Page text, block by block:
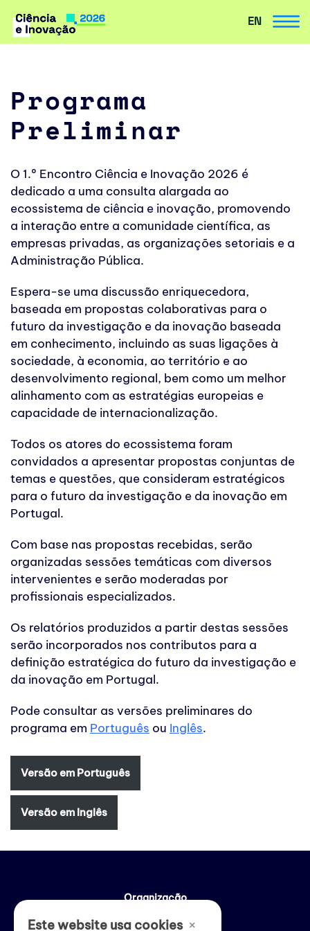
Avançar
EN
Programa
Preliminar
O 1.º Encontro Ciência e Inovação 2026 é
dedicado a uma consulta alargada ao
ecossistema de ciência e inovação, promovendo
a interação entre a comunidade científica, as
empresas privadas, as organizações setoriais e a
Administração Pública.
Espera-se uma discussão enriquecedora,
baseada em propostas colaborativas para o
futuro da investigação e da inovação baseada
em conhecimento, incluindo as suas ligações à
sociedade, à economia, ao território e ao
desenvolvimento regional, bem como um melhor
alinhamento com as estratégias europeias e
capacidade de internacionalização.
Todos os atores do ecossistema foram
convidados a apresentar propostas conjuntas de
temas e questões, que consideram estratégicos
para o futuro da investigação e da inovação em
Portugal.
Com base nas propostas recebidas, serão
organizadas sessões temáticas com diversos
intervenientes e serão moderadas por
profissionais especializados.
Os relatórios produzidos a partir destas sessões
serão incorporados nos contributos para a
definição estratégica do futuro da investigação e
da inovação em Portugal.
Pode consultar as versões preliminares do
programa em Português ou Inglês.
Versão em Português
Versão em Inglês
Organização
×
Este website usa cookies